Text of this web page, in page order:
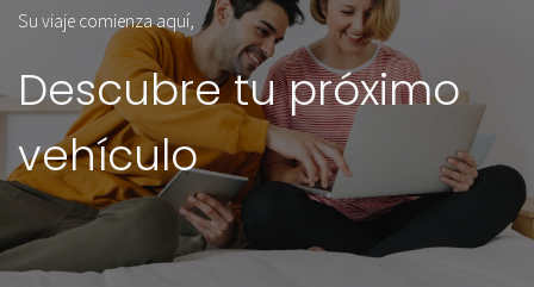
Su viaje comienza aquí,
Descubre tu próximo
vehículo